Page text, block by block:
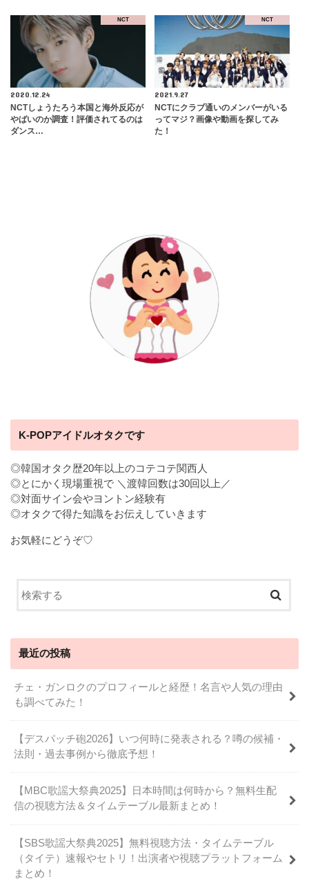
NCT
2020.12.24
NCTしょうたろう本国と海外反応が
やばいのか調査！評価されてるのは
ダンス…
NCT
2021.9.27
NCTにクラブ通いのメンバーがいる
ってマジ？画像や動画を探してみ
た！
K-POPアイドルオタクです
◎韓国オタク歴20年以上のコテコテ関西人
◎とにかく現場重視で ＼渡韓回数は30回以上／
◎対面サイン会やヨントン経験有
◎オタクで得た知識をお伝えしていきます
お気軽にどうぞ♡
最近の投稿
チェ・ガンロクのプロフィールと経歴！名言や人気の理由
も調べてみた！
【デスパッチ砲2026】いつ何時に発表される？噂の候補・
法則・過去事例から徹底予想！
【MBC歌謡大祭典2025】日本時間は何時から？無料生配
信の視聴方法＆タイムテーブル最新まとめ！
【SBS歌謡大祭典2025】無料視聴方法・タイムテーブル
（タイテ）速報やセトリ！出演者や視聴プラットフォーム
まとめ！